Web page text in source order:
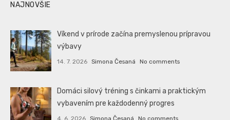
NAJNOVŠIE
Víkend v prírode začína premyslenou prípravou
výbavy
14. 7. 2026 Simona Česaná No comments
Domáci silový tréning s činkami a praktickým
vybavením pre každodenný progres